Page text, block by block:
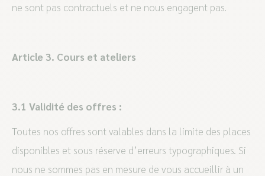
ne sont pas contractuels et ne nous engagent pas.
Article 3. Cours et ateliers
3.1 Validité des offres :
Toutes nos offres sont valables dans la limite des places
disponibles et sous réserve d’erreurs typographiques. Si
nous ne sommes pas en mesure de vous accueillir à un